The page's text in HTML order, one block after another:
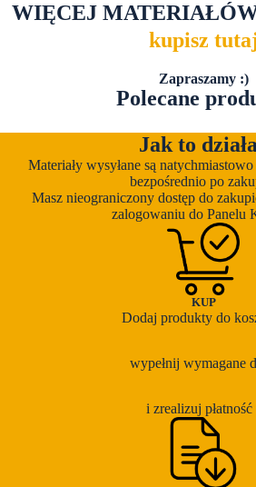
WIĘCEJ
kupisz
Zapraszamy :)
Polecane
Jak to
Materiały wysyłane są
bezpośrednio po
Masz nieograniczony dostęp do
zalogowaniu do Panelu
KUP
Dodaj produkty do
wypełnij wymagane
i zrealizuj płatność